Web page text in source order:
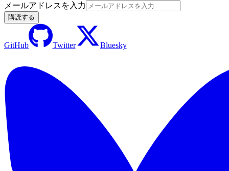
メールアドレスを入力
購読する
GitHub Twitter Bluesky